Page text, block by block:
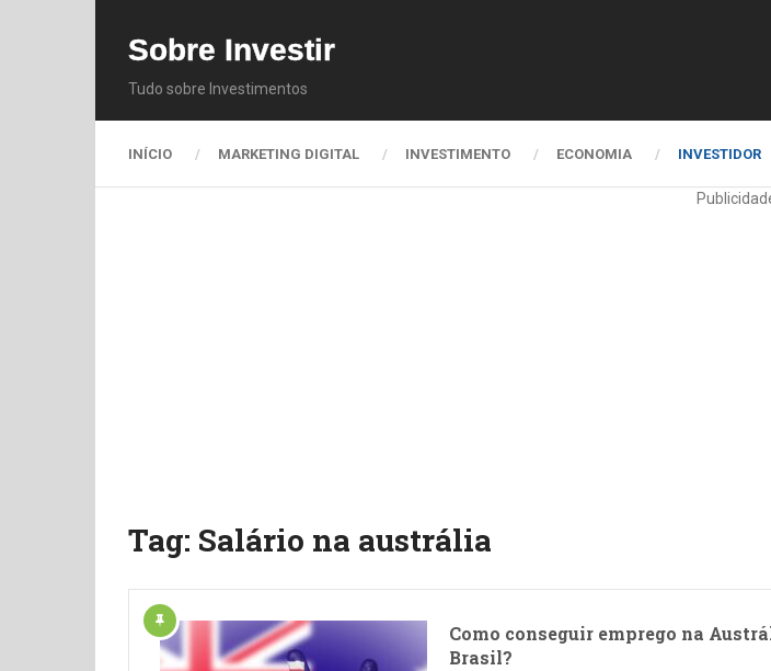
Sobre Investir
Tudo sobre Investimentos
INÍCIO MARKETING DIGITAL INVESTIMENTO ECONOMIA INVESTIDOR
Tag: Salário na austrália
Como conseguir emprego na
Brasil?